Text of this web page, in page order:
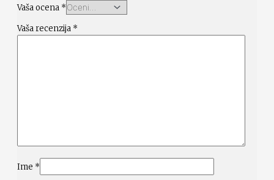
Vaša ocena *
Vaša recenzija *
Ime *